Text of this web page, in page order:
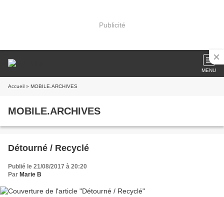
Publicité
MENU
Accueil » MOBILE.ARCHIVES
MOBILE.ARCHIVES
Détourné / Recyclé
Publié le 21/08/2017 à 20:20
Par Marie B